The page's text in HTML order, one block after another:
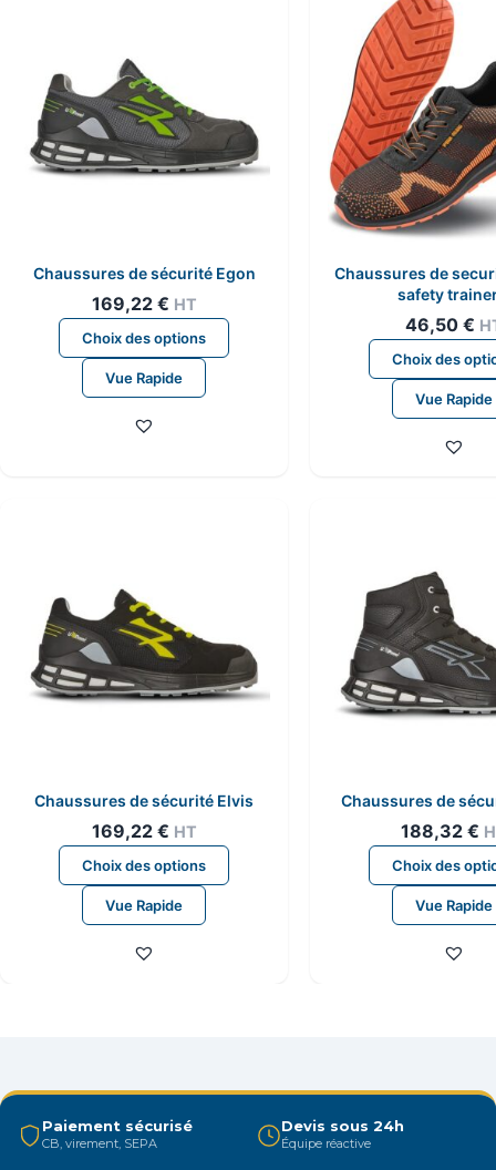
Chaussures de sécurité Egon
169,22 € HT
Choix des options
Ce
produit
page
du
Vue Rapide
Chaussures de
safety
46,50 €
Choix des
Vue Rapide
Chaussures de sécurité Elvis
169,22 € HT
Choix des options
Ce
produit
Vue Rapide
Chaussures de
188,32 €
Choix des
Vue Rapide
Paiement sécurisé
CB, virement, SEPA
Devis sous 24h
Équipe réactive